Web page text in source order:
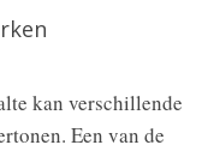
kan verschillende
Een van de